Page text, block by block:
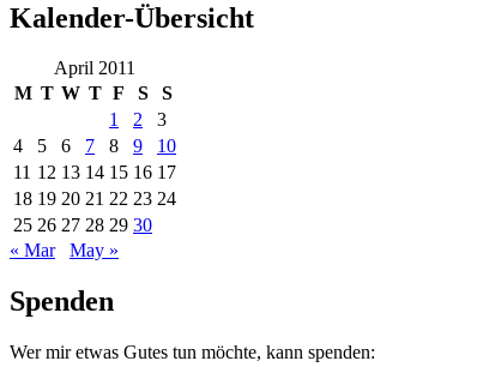
Kalender-Übersicht
April 2011
M T W T F S
S
1
2
3
4
5 6 7 8 9
10
11 12 13 14 15 16 17
18 19 20 21 22 23 24
25 26 27 28 29 30
« Mar
May »
Spenden
Wer mir etwas Gutes tun möchte, kann spenden: